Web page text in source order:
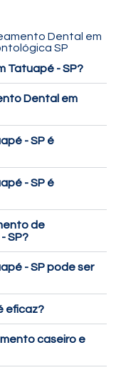
Dental em
SP
Tatuapé - SP?
Dental em
- SP é
- SP é
de
SP?
- SP pode ser
eficaz?
caseiro e